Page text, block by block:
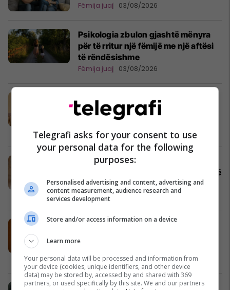
Fëmija juaj 03/08/2026
Psikologia zbulon gjashtë mënyra
për të rritur një fëmijë me një aftësi
të rëndësishme
Fëmija juaj 03/08/2026
Fraza që mund ta ndihmojnë një
fëmijë të ndihet më i sigurt dhe më i
Fëmija juaj 03/08/2026
"Vajza e ish-burrit tim po ma kthen
jetën në ferr": Psikologia tregon si të
përballeni me këtë situatë
Psikologji 01/08/2026
A e vonon dygjuhësia të folurin te
Prindër dhe fëmijë 30/07/2026
Çfarë ndodh nëse mbeteni
Telegrafi asks for your consent to use
your personal data for the following
purposes:
Personalised advertising and content, advertising and
content measurement, audience research and
services development
Store and/or access information on a device
Learn more
Your personal data will be processed and information from
your device (cookies, unique identifiers, and other device
data) may be stored by, accessed by and shared with 369
partners, or used specifically by this site. We and our partners